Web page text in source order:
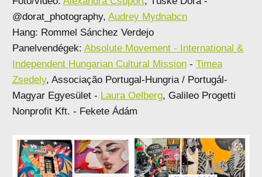
@dorat_photography, Audrey Mydnabcn
Hang: Rommel Sánchez Verdejo
Panelvendégek: Absolute Movement - International &
Independent Hungarian Cultural Mission- Timea
Zsedely, Associação Portugal-Hungria / Portugál-
Magyar Egyesület - Laura Oelberg, Galileo Progetti
Nonprofit Kft. - Fekete Ádám